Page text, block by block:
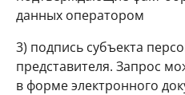
данных оператором
3) подпись субъекта
представителя. Запрос
в форме электронного